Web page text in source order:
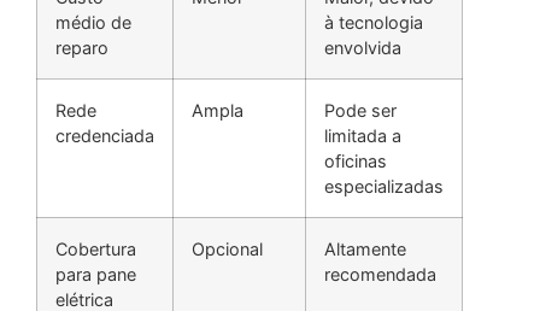
médio de
reparo
à tecnologia
envolvida
Rede
credenciada
Ampla
Pode ser
limitada a
oficinas
especializadas
Cobertura
para pane
elétrica
Opcional
Altamente
recomendada